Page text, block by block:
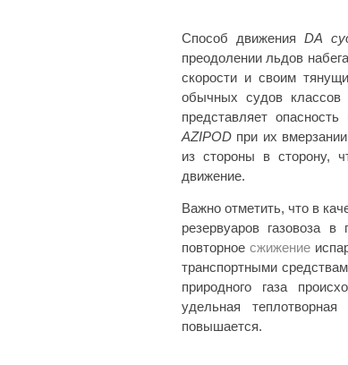
Способ движенияDA
преодолении льдов
скорости и своим
обычных судов классов
представляет
AZIPOD при их
из стороны в сторону,
движение.
Важно отметить, что в
резервуаров газовоза
повторное сжижение
транспортными
природного газа
удельная
повышается.